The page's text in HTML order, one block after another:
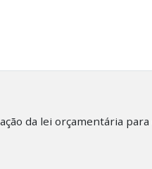
da lei orçamentária